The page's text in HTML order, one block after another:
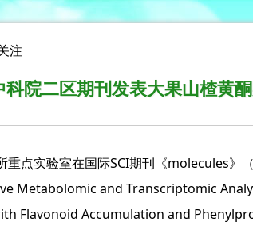
注
院二区期刊发表大果山楂黄
重点实验室在国际SCI期刊《molecules》
Metabolomic and Transcriptomic
Flavonoid Accumulation and